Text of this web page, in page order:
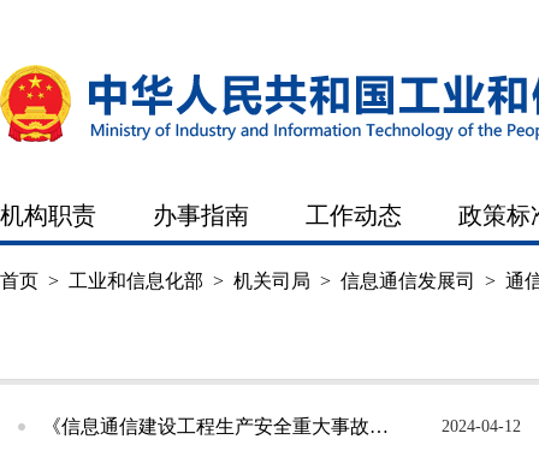
机构职责 办事指南 工作动态 政策标
首页 > 工业和信息化部 > 机关司局 > 信息通信发展司 > 通
机构职责 办事指南 工作动态
《信息通信建设工程生产安全重大事故隐患判定标准》解读 2024-04-12